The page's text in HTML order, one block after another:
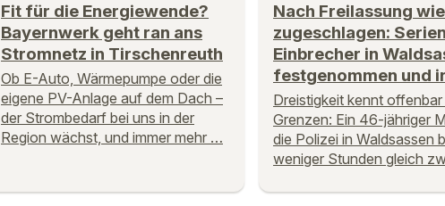
Fit für die Energiewende?
Bayernwerk geht ran ans
Stromnetz in Tirschenreuth
Ob E-Auto, Wärmepumpe oder die
eigene PV-Anlage auf dem Dach –
der Strombedarf bei uns in der
Region wächst, und immer mehr …
Nach Freilassung
zugeschlagen:
Einbrecher in
festgenommen und
Dreistigkeit kennt offenbar
Grenzen: Ein 46-jähriger
die Polizei in Waldsassen
weniger Stunden gleich